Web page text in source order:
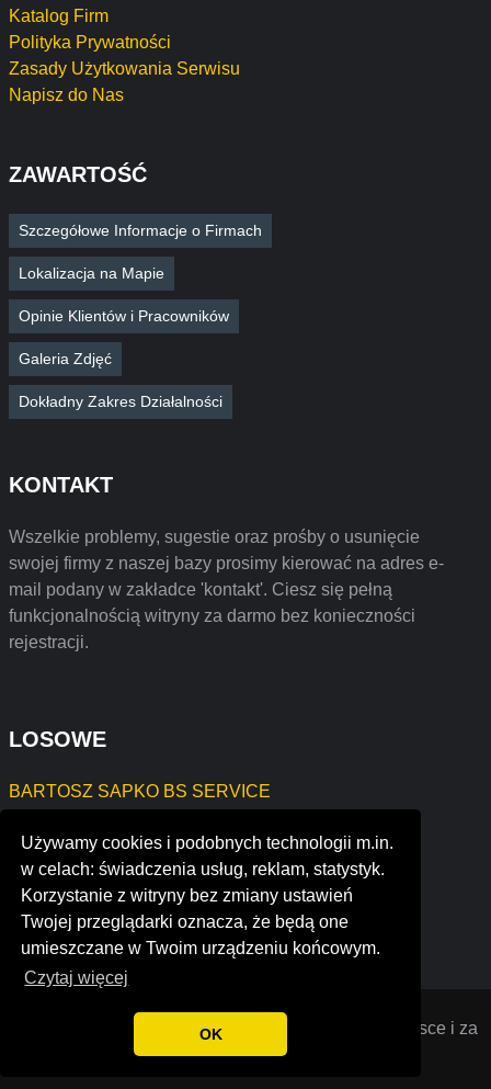
Używamy cookies i podobnych technologii m.in.
w celach: świadczenia usług, reklam, statystyk.
Korzystanie z witryny bez zmiany ustawień
Twojej przeglądarki oznacza, że będą one
umieszczane w Twoim urządzeniu końcowym.
Czytaj więcej
OK
Katalog Firm
Polityka Prywatności
Zasady Użytkowania Serwisu
Napisz do Nas
ZAWARTOŚĆ
Szczegółowe Informacje o Firmach
Lokalizacja na Mapie
Opinie Klientów i Pracowników
Galeria Zdjęć
Dokładny Zakres Działalności
KONTAKT
Wszelkie problemy, sugestie oraz prośby o usunięcie
swojej firmy z naszej bazy prosimy kierować na adres e-
mail podany w zakładce 'kontakt'. Ciesz się pełną
funkcjonalnością witryny za darmo bez konieczności
rejestracji.
LOSOWE
BARTOSZ SAPKO BS SERVICE
MAKSIMUS BOGUMIŁA JANAS
Mykola Samoylov
eschedule inc.
healthcare touchstone - latin america
© 2022 Opinie o firmach założonych w Polsce i za
granicą. Wszystkie prawa zastrzeżone.